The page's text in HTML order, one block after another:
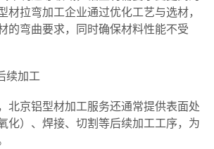
材拉弯加工企业通过优化工艺与选材，
的弯曲要求，同时确保材料性能不受
续加工
北京铝型材加工服务还通常提供表面处
化）、焊接、切割等后续加工工序，为